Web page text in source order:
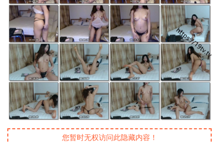
您暂时无权访问此隐藏内容！